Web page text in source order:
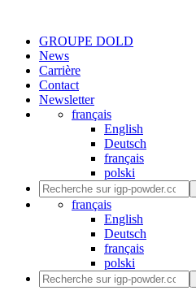
GROUPE DOLD
News
Carrière
Contact
Newsletter
français
English
Deutsch
français
polski
français
English
Deutsch
français
polski